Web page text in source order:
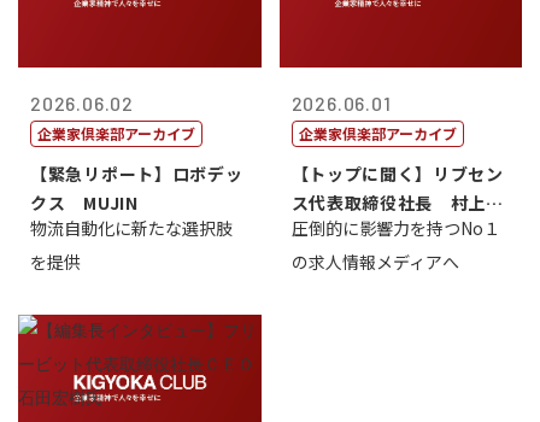
2026.06.02
企業家倶楽部アーカイブ
【緊急リポート】ロボデッ
クス MUJIN
物流自動化に新たな選択肢
を提供
2026.06.01
企業家倶楽部アーカイブ
【トップに聞く】リブセン
ス代表取締役社長 村上太
一 氏
圧倒的に影響力を持つNo１
の求人情報メディアへ